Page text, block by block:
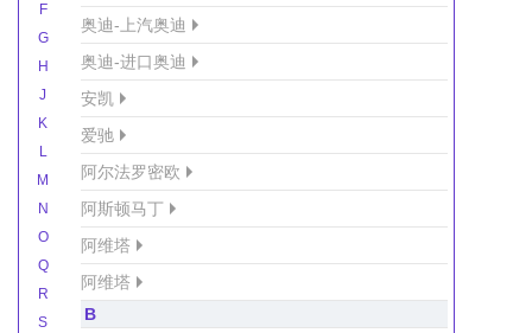
F
G
H
J
K
L
M
N
O
Q
R
S
奥迪-上汽奥迪
奥迪-进口奥迪
安凯
爱驰
阿尔法罗密欧
阿斯顿马丁
阿维塔
阿维塔
B